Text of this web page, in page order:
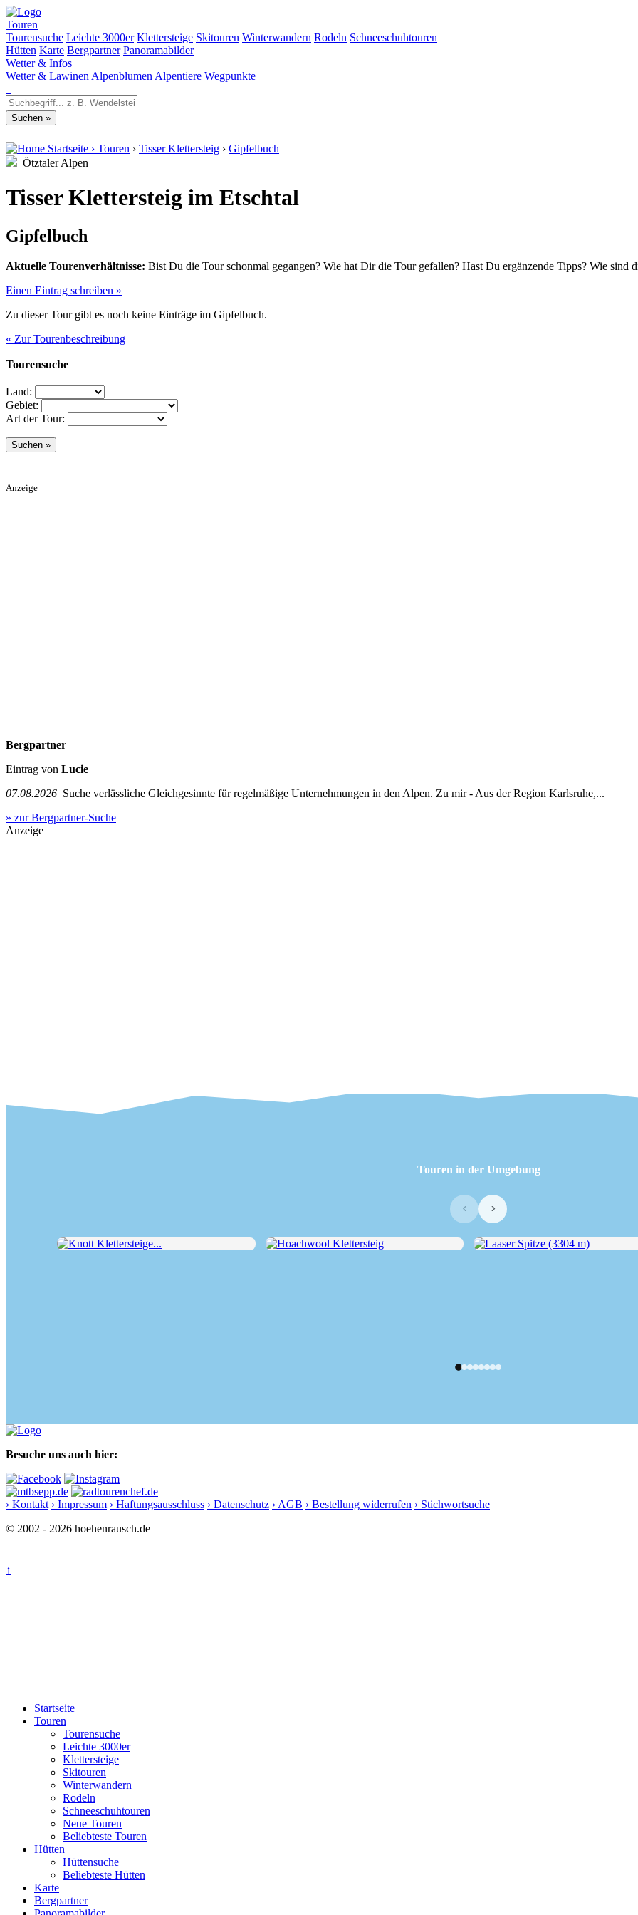
Touren
Tourensuche Leichte 3000er Klettersteige Skitouren Winterwandern Rodeln Schneeschuhtouren
Hütten Karte Bergpartner Panoramabilder
Wetter & Infos
Wetter & Lawinen Alpenblumen Alpentiere Wegpunkte
Startseite › Touren › Tisser Klettersteig › Gipfelbuch
Ötztaler Alpen
Tisser Klettersteig im Etschtal
Gipfelbuch
Aktuelle Tourenverhältnisse: Bist Du die Tour schonmal gegangen? Wie hat Dir die Tour gefallen? Hast Du ergänzende Tipps? Wie sind
Einen Eintrag schreiben »
Zu dieser Tour gibt es noch keine Einträge im Gipfelbuch.
« Zur Tourenbeschreibung
Tourensuche
Land:
Gebiet:
Art der Tour:
Anzeige
Bergpartner
Eintrag von Lucie
07.08.2026 Suche verlässliche Gleichgesinnte für regelmäßige Unternehmungen in den Alpen. Zu mir - Aus der Region Karlsruhe,...
» zur Bergpartner-Suche
Anzeige
Touren in der Umgebung
‹ ›
Besuche uns auch hier:
› Kontakt › Impressum › Haftungsausschluss › Datenschutz › AGB › Bestellung widerrufen › Stichwortsuche
© 2002 - 2026 hoehenrausch.de
↑
Startseite
Touren
Tourensuche
Leichte 3000er
Klettersteige
Skitouren
Winterwandern
Rodeln
Schneeschuhtouren
Neue Touren
Beliebteste Touren
Hütten
Hüttensuche
Beliebteste Hütten
Karte
Bergpartner